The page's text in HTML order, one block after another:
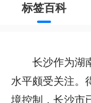
标签百科
长沙作为湖南
水平颇受关注。
境控制，长沙市